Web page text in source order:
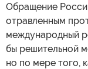
Обращение
отравленным
международный
бы решительной
но по мере того,